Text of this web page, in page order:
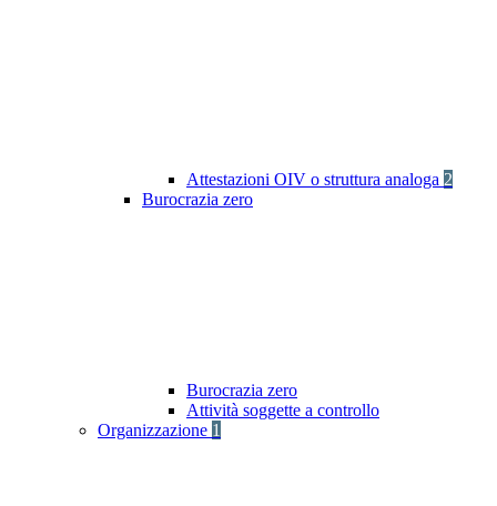
Attestazioni OIV o struttura analoga 2
Burocrazia zero
Burocrazia zero
Attività soggette a controllo
Organizzazione 1